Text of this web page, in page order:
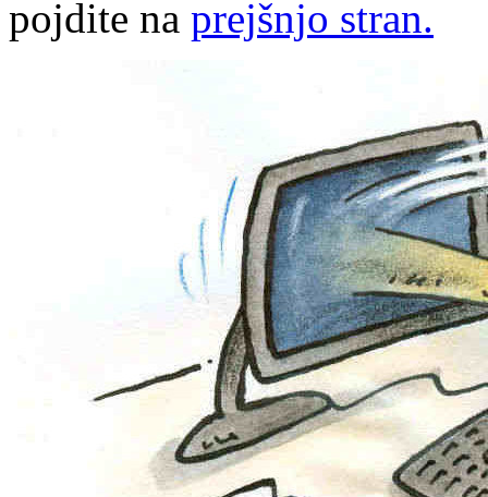
pojdite na prejšnjo stran.